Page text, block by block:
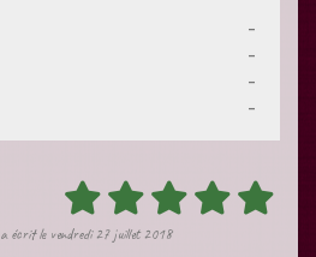
-
-
-
-
a écrit le vendredi 27 juillet 2018